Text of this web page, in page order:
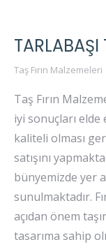
TARLABAŞI
Taş Fırın Malzemeleri
Taş Fırın
iyi sonuçları
kaliteli olması
satışını
bünyemizde yer
sunulmaktadır.
açıdan önem
tasarıma sahip